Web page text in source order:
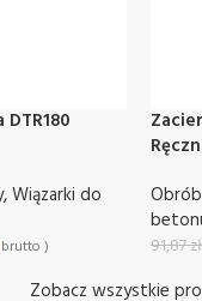
,Wiązarki do
brutto ) 91,87zł
Zobacz wszystkie